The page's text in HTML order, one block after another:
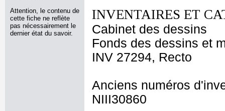
Attention, le contenu de
cette fiche ne reflète
pas nécessairement le
dernier état du savoir.
INVENTAIRES ET
Cabinet des dessins
Fonds des dessins et
INV 27294, Recto
Anciens numéros
NIII30860